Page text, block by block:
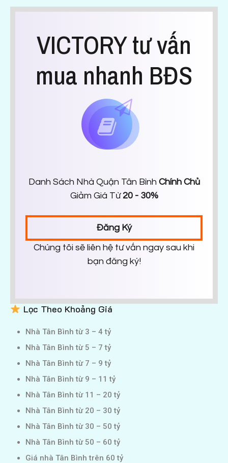
VICTORY tư vấn
mua nhanh BĐS
Danh Sách Nhà Quận Tân Bình Chính Chủ
Giảm Giá Từ 20 - 30%
Đăng Ký
Chúng tôi sẽ liên hệ tư vấn ngay sau khi
bạn đăng ký!
Lọc Theo Khoảng Giá
Nhà Tân Bình từ 3 – 4 tỷ
Nhà Tân Bình từ 5 – 7 tỷ
Nhà Tân Bình từ 7 – 9 tỷ
Nhà Tân Bình từ 9 – 11 tỷ
Nhà Tân Bình từ 11 – 20 tỷ
Nhà Tân Bình từ 20 – 30 tỷ
Nhà Tân Bình từ 30 – 50 tỷ
Nhà Tân Bình từ 50 – 60 tỷ
Giá nhà Tân Bình trên 60 tỷ